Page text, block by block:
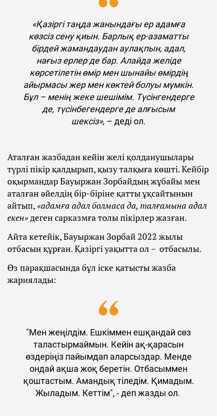
«Қазіргі таңда жанындағы ер адамға
көзсіз сену қиын. Барлық ер-азаматты
бірдей жамандаудан аулақпын, адал,
нағыз ерлер де бар. Алайда желіде
көрсетілетін өмір мен шынайы өмірдің
айырмасы жер мен көктей болуы мүмкін.
Бұл – менің жеке шешімім. Түсінгендерге
де, түсінбегендерге де алғысым
шексіз», – деді ол.
Аталған жазбадан кейін желі қолданушылары
түрлі пікір қалдырып, қызу талқыға көшті. Кейбір
оқырмандар Бауыржан Зорбайдың жұбайы мен
аталған әйелдің бір-біріне қатты ұқсайтынын
айтып, «адамға адал болмаса да, талғамына адал
екен»деген сарказмға толы пікірлер жазған.
Айта кетейік, Бауыржан Зорбай 2022 жылы
отбасын құрған. Қазіргі уақытта ол – отбасылы.
Өз парақшасында бұл іске қатысты жазба
жариялады:
"Мен жеңілдім. Ешкіммен ешқандай сөз
таластырмаймын. Кейін ақ-қарасын
өздеріңіз пайымдап аларсыздар. Менде
ондай ақша жоқ беретін. Отбасыммен
қоштастым. Амандық тіледім. Қимадым.
Жыладым. Кеттім", - деп жазды ол.